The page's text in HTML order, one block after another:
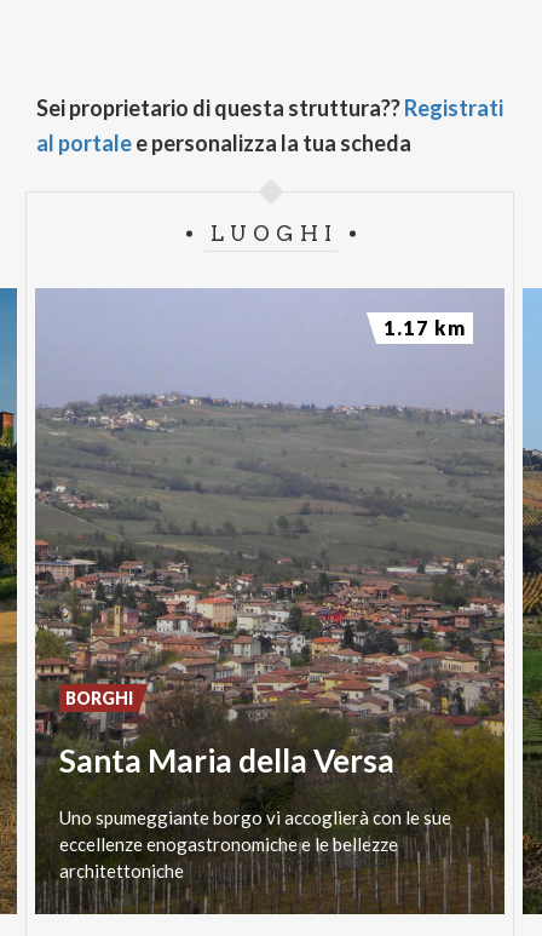
Sei proprietario di questa struttura??Registrati
al portalee personalizza la tua scheda
LUOGHI
Santa Maria della Versa
Uno spumeggiante borgo vi accoglierà con le sue
eccellenze enogastronomiche e le bellezze
architettoniche
BORGHI
1.17 km